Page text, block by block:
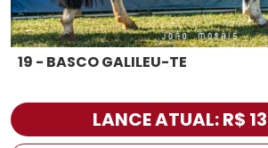
19 - BASCO GALILEU-TE
LANCE ATUAL: R$